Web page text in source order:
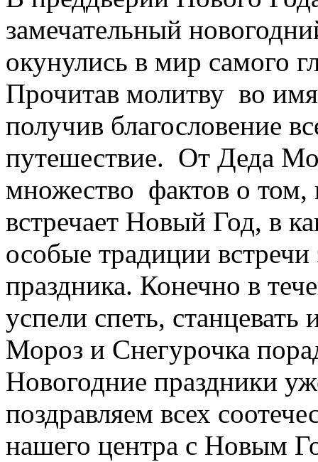
замечательный
окунулись в мир самого
Прочитав молитву во
получив благословение
путешествие. От Деда
множество фактов о
встречает Новый Год, в
особые традиции встречи
праздника. Конечно в
успели спеть, станцевать
Мороз и Снегурочка
Новогодние праздники
поздравляем всех
нашего центра с Новым